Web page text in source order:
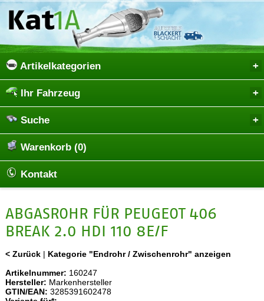
Artikelkategorien
Ihr Fahrzeug
Suche
Warenkorb (0)
Kontakt
ABGASROHR FÜR PEUGEOT 406
BREAK 2.0 HDI 110 8E/F
< Zurück| Kategorie "Endrohr / Zwischenrohr" anzeigen
Artikelnummer: 160247
Hersteller: Markenhersteller
GTIN/EAN: 3285391602478